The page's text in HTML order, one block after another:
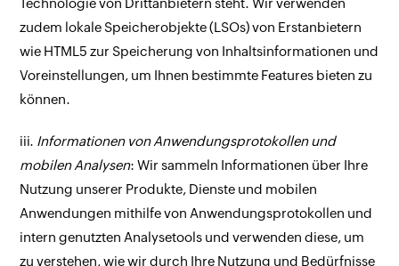
Technologie von Drittanbietern steht. Wir verwenden
zudem lokale Speicherobjekte (LSOs) von Erstanbietern
wie HTML5 zur Speicherung von Inhaltsinformationen und
Voreinstellungen, um Ihnen bestimmte Features bieten zu
können.
iii. Informationen von Anwendungsprotokollen und
mobilen Analysen: Wir sammeln Informationen über Ihre
Nutzung unserer Produkte, Dienste und mobilen
Anwendungen mithilfe von Anwendungsprotokollen und
intern genutzten Analysetools und verwenden diese, um
zu verstehen, wie wir durch Ihre Nutzung und Bedürfnisse